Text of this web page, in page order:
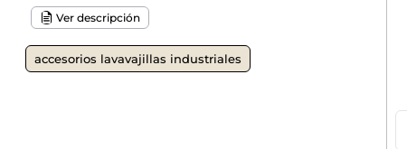
Ver descripción
accesorios lavavajillas industriales